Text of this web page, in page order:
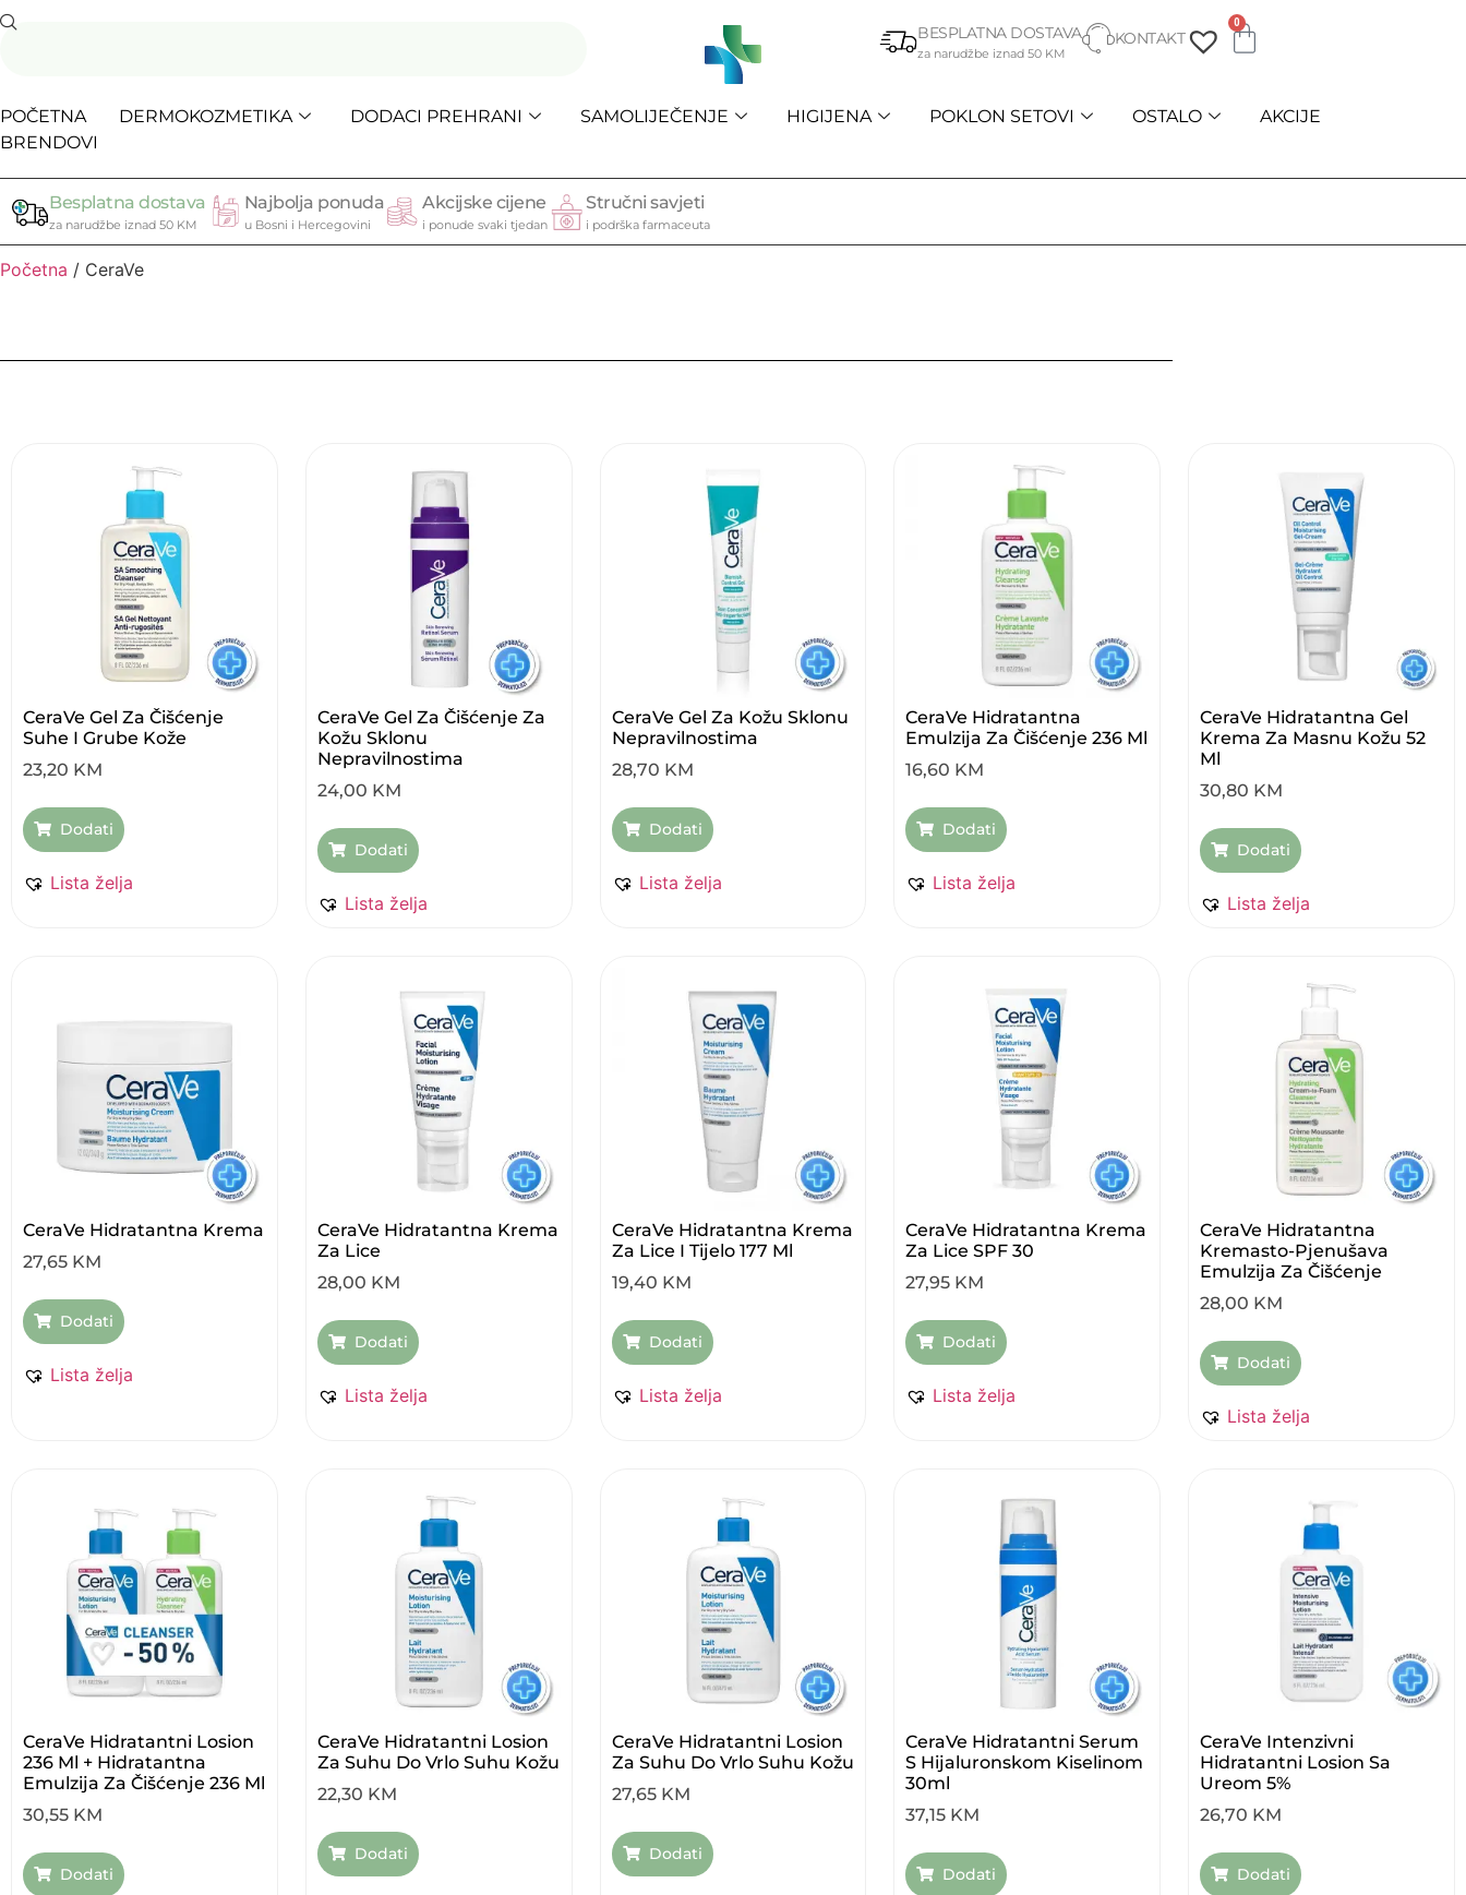
BESPLATNA DOSTAVA
za narudžbe iznad 50 KM
KONTAKT
0
POČETNA DERMOKOZMETIKA DODACI PREHRANI SAMOLIJEČENJE HIGIJENA POKLON SETOVI OSTALO
AKCIJE
BRENDOVI
Besplatna dostava
za narudžbe iznad 50 KM
Najbolja ponuda
u Bosni i Hercegovini
Akcijske cijene
i ponude svaki tjedan
Stručni savjeti
i podrška farmaceuta
Početna / CeraVe
CeraVe Gel Za Čišćenje
Suhe I Grube Kože
23,20 KM
Dodati
Lista želja
CeraVe Gel Za Čišćenje Za
Kožu Sklonu
Nepravilnostima
24,00 KM
Dodati
Lista želja
CeraVe Gel Za Kožu Sklonu
Nepravilnostima
28,70 KM
Dodati
Lista želja
CeraVe Hidratantna
Emulzija Za Čišćenje 236 Ml
16,60 KM
Dodati
Lista želja
CeraVe Hidratantna Gel
Krema Za Masnu Kožu 52
Ml
30,80 KM
Dodati
Lista želja
CeraVe Hidratantna Krema
27,65 KM
Dodati
Lista želja
CeraVe Hidratantna Krema
Za Lice
28,00 KM
Dodati
Lista želja
CeraVe Hidratantna Krema
Za Lice I Tijelo 177 Ml
19,40 KM
Dodati
Lista želja
CeraVe Hidratantna Krema
Za Lice SPF 30
27,95 KM
Dodati
Lista želja
CeraVe Hidratantna
Kremasto-Pjenušava
Emulzija Za Čišćenje
28,00 KM
Dodati
Lista želja
CeraVe Hidratantni Losion
236 Ml + Hidratantna
Emulzija Za Čišćenje 236 Ml
30,55 KM
Dodati
CeraVe Hidratantni Losion
Za Suhu Do Vrlo Suhu Kožu
22,30 KM
Dodati
CeraVe Hidratantni Losion
Za Suhu Do Vrlo Suhu Kožu
27,65 KM
Dodati
CeraVe Hidratantni Serum
S Hijaluronskom Kiselinom
30ml
37,15 KM
Dodati
CeraVe Intenzivni
Hidratantni Losion Sa
Ureom 5%
26,70 KM
Dodati